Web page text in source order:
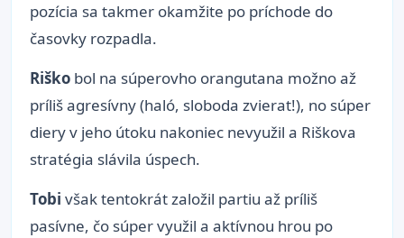
pozícia sa takmer okamžite po príchode do
časovky rozpadla.
Riško bol na súperovho orangutana možno až
príliš agresívny (haló, sloboda zvierat!), no súper
diery v jeho útoku nakoniec nevyužil a Riškova
stratégia slávila úspech.
Tobi však tentokrát založil partiu až príliš
pasívne, čo súper využil a aktívnou hrou po